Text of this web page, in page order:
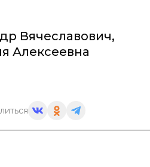
Вячеславович,
Алексеевна